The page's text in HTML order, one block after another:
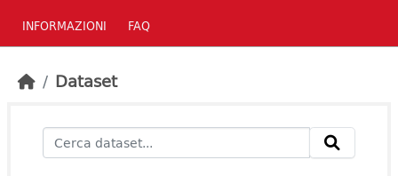
INFORMAZIONI FAQ
Dataset